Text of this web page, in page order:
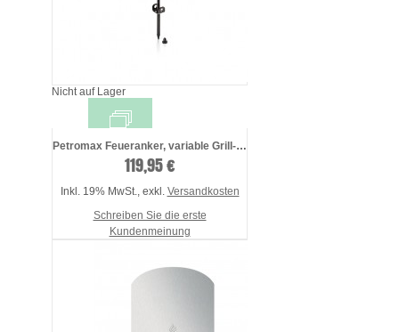
Nicht auf Lager
Petromax Feueranker, variable Grill- &am ...
119,95 €
Inkl. 19% MwSt., exkl. Versandkosten
Schreiben Sie die erste
Kundenmeinung